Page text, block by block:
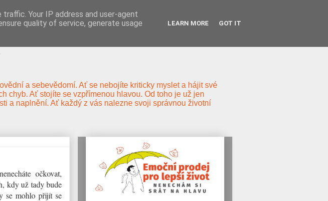
a sebevědomí. Ať se nebojíte kriticky myslet a hájit své
chyb. Ať stojíte se vzpřímenou hlavou. Od toho je už jen
a naplnění. Ať každý z vás nalezne svoji správnou životní
očkovat,
kdy už tady bude
se mohlo přijít se
Your IP address and user-agent
quality of service, generate usage
LEARN MORE GOT IT